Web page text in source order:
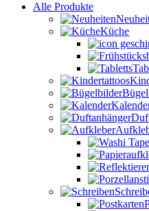
Alle Produkte
Küche